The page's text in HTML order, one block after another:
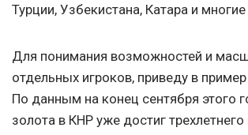
Турции, Узбекистана, Катара и многие
Для понимания возможностей и
отдельных игроков, приведу в пример
По данным на конец сентября этого
золота в КНР уже достиг